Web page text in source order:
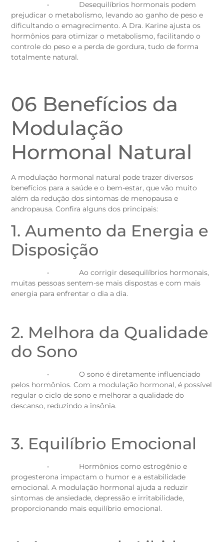
• Desequilíbrios hormonais podem
prejudicar o metabolismo, levando ao ganho de peso e
dificultando o emagrecimento. A Dra. Karine ajusta os
hormônios para otimizar o metabolismo, facilitando o
controle do peso e a perda de gordura, tudo de forma
totalmente natural.
06 Benefícios da
Modulação
Hormonal Natural
A modulação hormonal natural pode trazer diversos
benefícios para a saúde e o bem-estar, que vão muito
além da redução dos sintomas de menopausa e
andropausa. Confira alguns dos principais:
1. Aumento da Energia e
Disposição
• Ao corrigir desequilíbrios hormonais,
muitas pessoas sentem-se mais dispostas e com mais
energia para enfrentar o dia a dia.
2. Melhora da Qualidade
do Sono
• O sono é diretamente influenciado
pelos hormônios. Com a modulação hormonal, é possível
regular o ciclo de sono e melhorar a qualidade do
descanso, reduzindo a insônia.
3. Equilíbrio Emocional
• Hormônios como estrogênio e
progesterona impactam o humor e a estabilidade
emocional. A modulação hormonal ajuda a reduzir
sintomas de ansiedade, depressão e irritabilidade,
proporcionando mais equilíbrio emocional.